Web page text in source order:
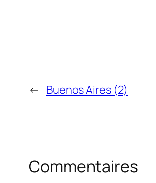
← Buenos Aires (2)
Commentaires